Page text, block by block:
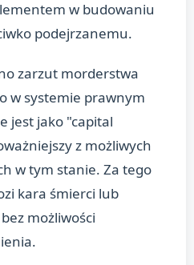
w budowaniu
podejrzanemu.
zarzut morderstwa
w systemie prawnym
jest jako "capital
z możliwych
w tym stanie. Za tego
kara śmierci lub
możliwości